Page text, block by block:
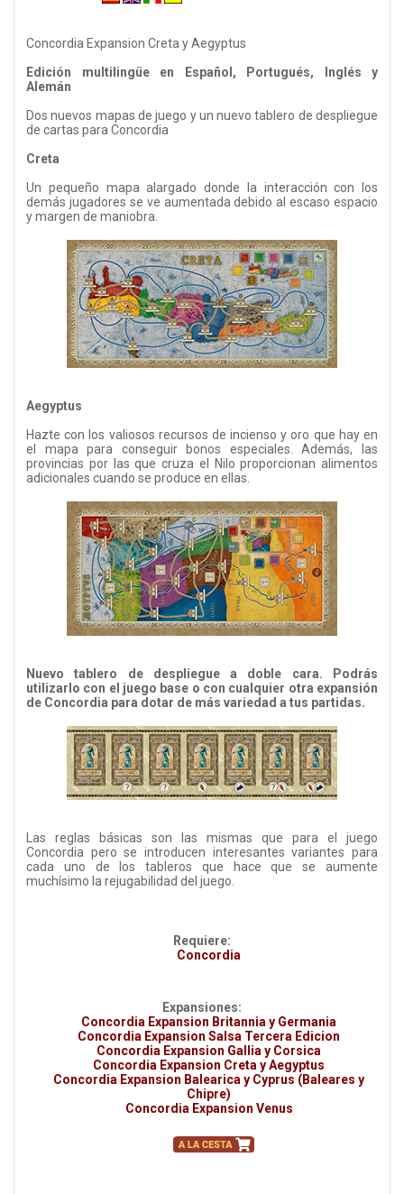
Concordia Expansion Creta y Aegyptus
Edición multilingüe en Español, Portugués, Inglés y
Alemán
Dos nuevos mapas de juego y un nuevo tablero de despliegue
de cartas para Concordia
Creta
Un pequeño mapa alargado donde la interacción con los
demás jugadores se ve aumentada debido al escaso espacio
y margen de maniobra.
Aegyptus
Hazte con los valiosos recursos de incienso y oro que hay en
el mapa para conseguir bonos especiales. Además, las
provincias por las que cruza el Nilo proporcionan alimentos
adicionales cuando se produce en ellas.
Nuevo tablero de despliegue a doble cara. Podrás
utilizarlo con el juego base o con cualquier otra expansión
de Concordia para dotar de más variedad a tus partidas.
Las reglas básicas son las mismas que para el juego
Concordia pero se introducen interesantes variantes para
cada uno de los tableros que hace que se aumente
muchísimo la rejugabilidad del juego.
Requiere:
Concordia
Expansiones:
Concordia Expansion Britannia y Germania
Concordia Expansion Salsa Tercera Edicion
Concordia Expansion Gallia y Corsica
Concordia Expansion Creta y Aegyptus
Concordia Expansion Balearica y Cyprus (Baleares y
Chipre)
Concordia Expansion Venus